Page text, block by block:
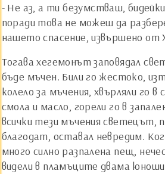
- Не аз, а ти безумстваш, бидейки
поради това не можеш да
нашето спасение, извършено от
Тогава хегемонът заповядал
бъде мъчен. Били го жестоко,
колело за мъчения, хвърляли го
смола и масло, горели го в
всички тези мъчения светецът,
благодат, оставал невредим.
много силно разпалена пещ,
видели в пламъците двама юноши